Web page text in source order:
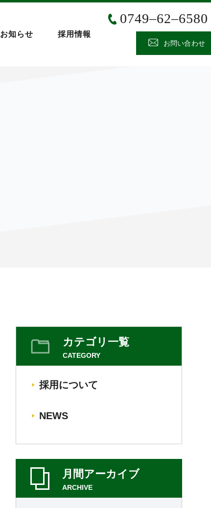
お知らせ 採用情報
0749‒62‒6580
お問い合わせ
カテゴリ一覧
CATEGORY
採用について
NEWS
月間アーカイブ
ARCHIVE